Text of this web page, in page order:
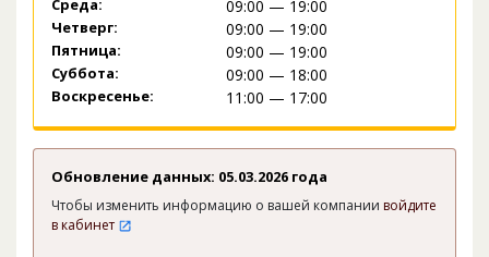
Среда: 09:00 — 19:00
Четверг: 09:00 — 19:00
Пятница: 09:00 — 19:00
Суббота: 09:00 — 18:00
Воскресенье: 11:00 — 17:00
Обновление данных: 05.03.2026 года
Чтобы изменить информацию о вашей компании войдите
в кабинет